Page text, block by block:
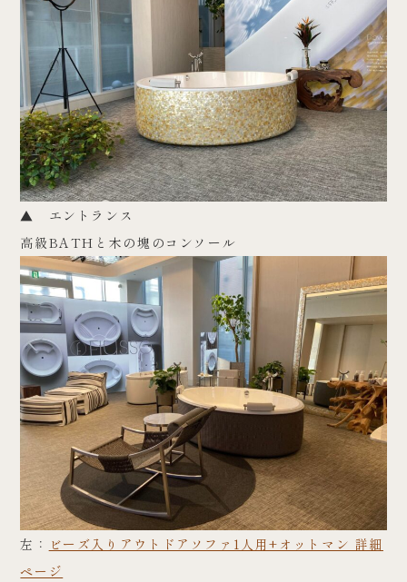
▲ エントランス
高級BATHと木の塊のコンソール
左： ビーズ入りアウトドアソファ1人用+オットマン 詳細
ページ